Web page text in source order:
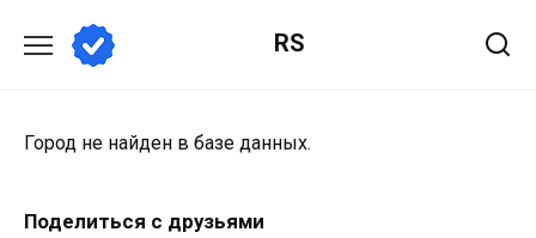
содержанию
RS
Город не найден в базе данных.
Поделиться с друзьями